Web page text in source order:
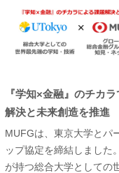
『学知×金融』のチカ
解決と未来創造を推進
MUFGは、東京大学とパ
ップ協定を締結しました
が持つ総合大学としての